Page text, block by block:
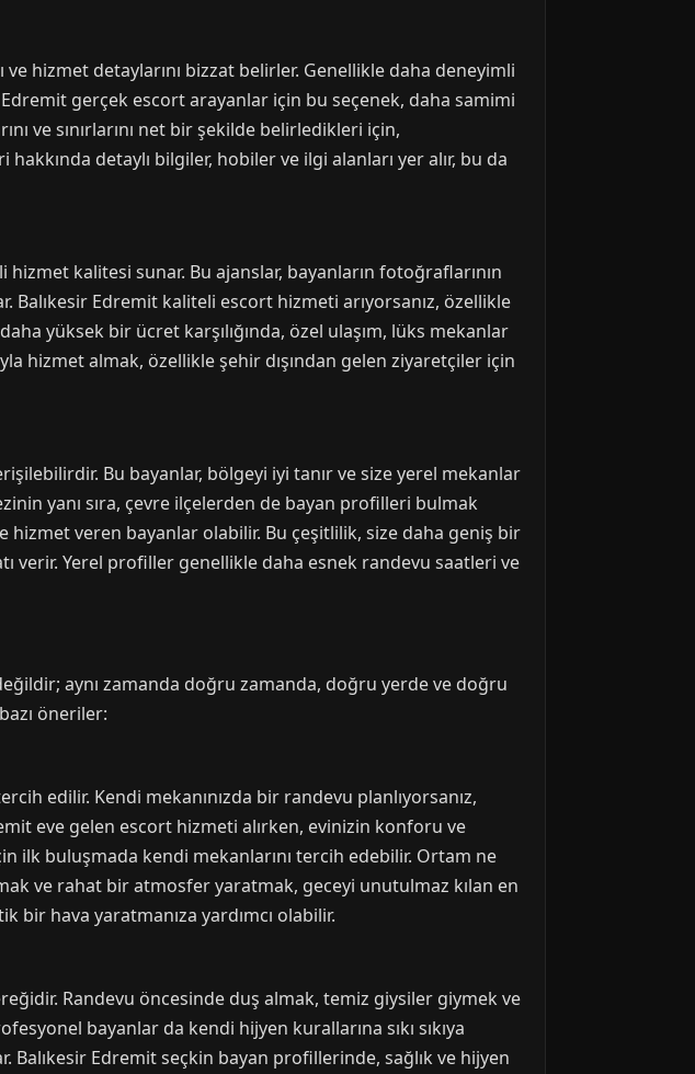
hizmet detaylarını bizzat belirler. Genellikle daha deneyimli
gerçek escort arayanlar için bu seçenek, daha samimi
ve sınırlarını net bir şekilde belirledikleri için,
detaylı bilgiler, hobiler ve ilgi alanları yer alır, bu da
kalitesi sunar. Bu ajanslar, bayanların fotoğraflarının
Edremit kaliteli escort hizmeti arıyorsanız, özellikle
yüksek bir ücret karşılığında, özel ulaşım, lüks mekanlar
hizmet almak, özellikle şehir dışından gelen ziyaretçiler için
Bu bayanlar, bölgeyi iyi tanır ve size yerel mekanlar
yanı sıra, çevre ilçelerden de bayan profilleri bulmak
hizmet veren bayanlar olabilir. Bu çeşitlilik, size daha geniş bir
verir. Yerel profiller genellikle daha esnek randevu saatleri ve
aynı zamanda doğru zamanda, doğru yerde ve doğru
öneriler:
edilir. Kendi mekanınızda bir randevu planlıyorsanız,
eve gelen escort hizmeti alırken, evinizin konforu ve
ilk buluşmada kendi mekanlarını tercih edebilir. Ortam ne
ve rahat bir atmosfer yaratmak, geceyi unutulmaz kılan en
bir hava yaratmanıza yardımcı olabilir.
Randevu öncesinde duş almak, temiz giysiler giymek ve
bayanlar da kendi hijyen kurallarına sıkı sıkıya
Edremit seçkin bayan profillerinde, sağlık ve hijyen